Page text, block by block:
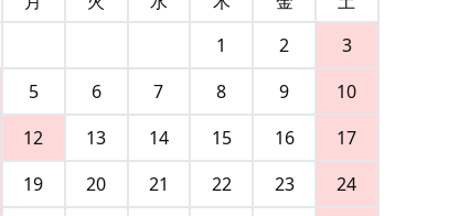
1
2
3
5 6 7 8 9
10
12 13 14 15 16
17
19 20 21 22 23
24